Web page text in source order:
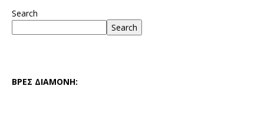
Search
Search
ΒΡΕΣ ΔΙΑΜΟΝΗ: